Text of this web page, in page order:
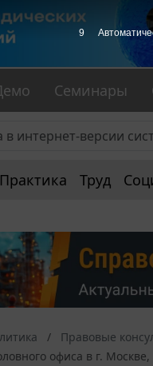
Семинары
Практика Труд
Правовые
офиса в г.
9